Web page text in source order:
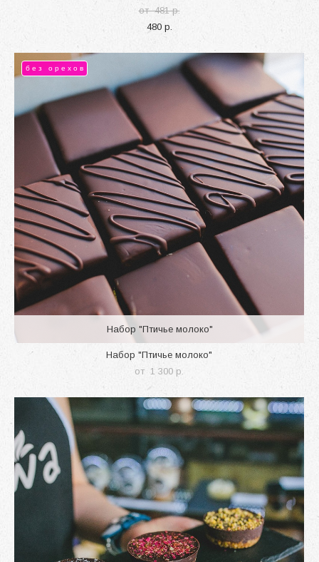
от 481 p.
480 p.
без орехов
Набор "Птичье молоко"
Набор "Птичье молоко"
от 1 300 p.